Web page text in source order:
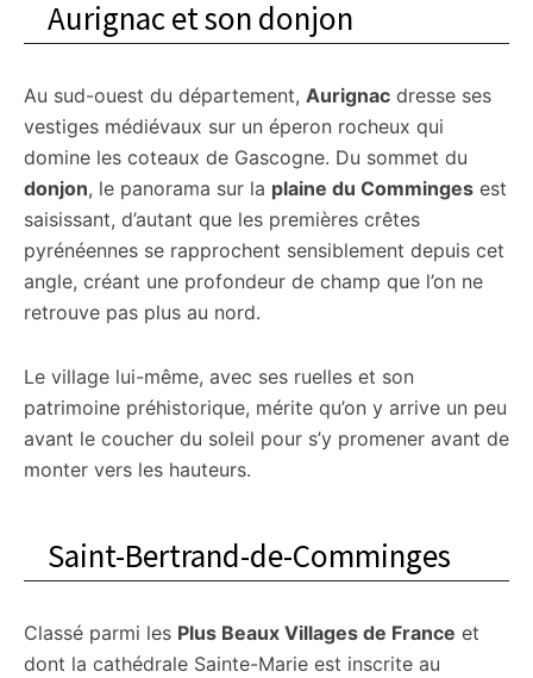
Aurignac et son donjon
Au sud-ouest du département, Aurignac dresse ses
vestiges médiévaux sur un éperon rocheux qui
domine les coteaux de Gascogne. Du sommet du
donjon, le panorama sur la plaine du Comminges est
saisissant, d’autant que les premières crêtes
pyrénéennes se rapprochent sensiblement depuis cet
angle, créant une profondeur de champ que l’on ne
retrouve pas plus au nord.
Le village lui-même, avec ses ruelles et son
patrimoine préhistorique, mérite qu’on y arrive un peu
avant le coucher du soleil pour s’y promener avant de
monter vers les hauteurs.
Saint-Bertrand-de-Comminges
Classé parmi les Plus Beaux Villages de France et
dont la cathédrale Sainte-Marie est inscrite au